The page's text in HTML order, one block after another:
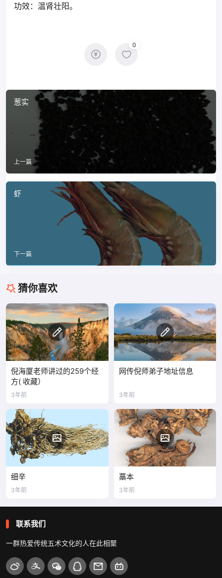
功效：温肾壮阳。
0
葱实
上一篇
虾
下一篇
猜你喜欢
倪海厦老师讲过的259个经
方( 收藏）
3年前
网传倪师弟子地址信息
3年前
细辛
3年前
藁本
3年前
联系我们
一群热爱传统五术文化的人在此相聚